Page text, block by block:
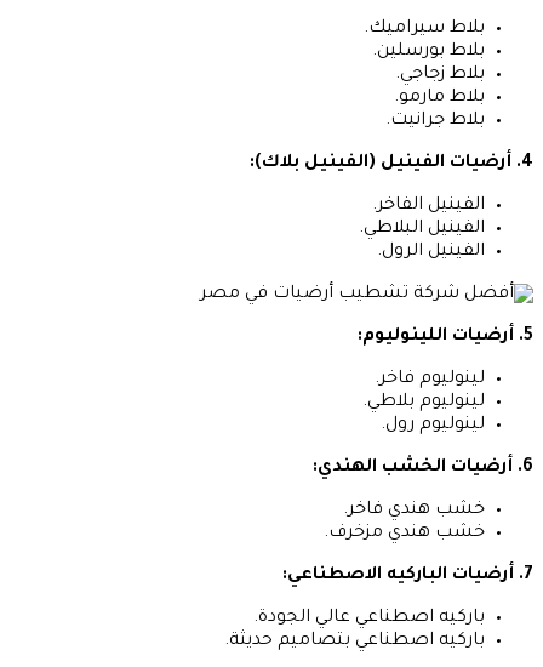
بلاط سيراميك.
بلاط بورسلين.
بلاط زجاجي.
بلاط مارمو.
بلاط جرانيت.
4. أرضيات الفينيل (الفينيل بلاك):
الفينيل الفاخر.
الفينيل البلاطي.
الفينيل الرول.
لينوليوم فاخر.
لينوليوم بلاطي.
لينوليوم رول.
6. أرضيات الخشب الهندي:
خشب هندي فاخر.
خشب هندي مزخرف.
باركيه اصطناعي عالي الجودة.
باركيه اصطناعي بتصاميم حديثة.